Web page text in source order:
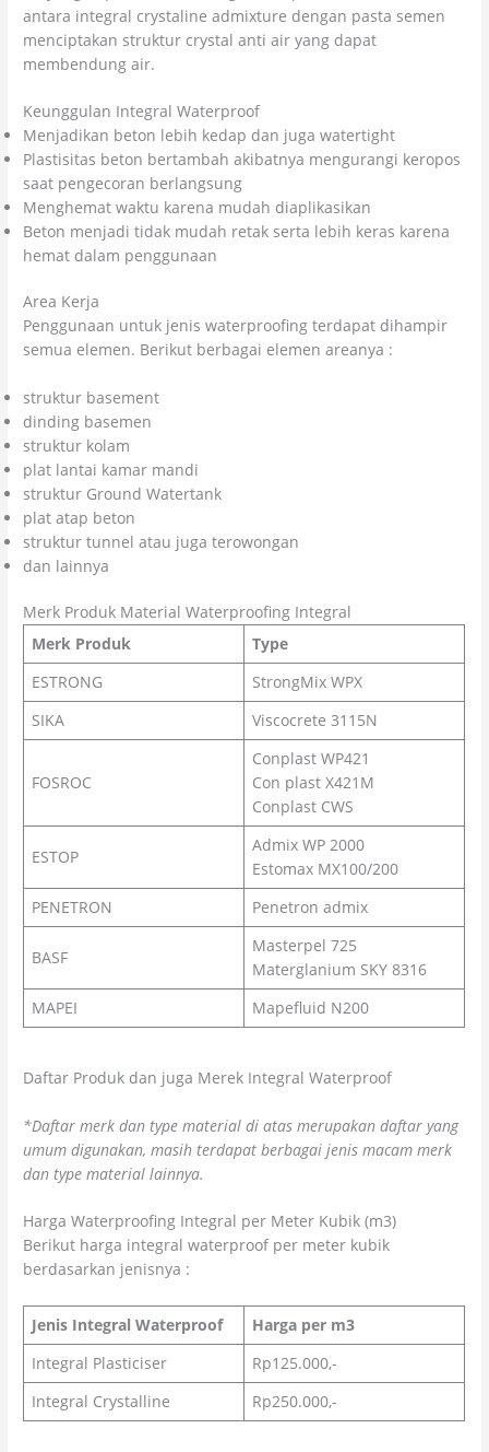
antara integral crystaline admixture dengan pasta semen
menciptakan struktur crystal anti air yang dapat
membendung air.
Keunggulan Integral Waterproof
Menjadikan beton lebih kedap dan juga watertight
Plastisitas beton bertambah akibatnya mengurangi keropos
saat pengecoran berlangsung
Menghemat waktu karena mudah diaplikasikan
Beton menjadi tidak mudah retak serta lebih keras karena
hemat dalam penggunaan
Area Kerja
Penggunaan untuk jenis waterproofing terdapat dihampir
semua elemen. Berikut berbagai elemen areanya :
struktur basement
dinding basemen
struktur kolam
plat lantai kamar mandi
struktur Ground Watertank
plat atap beton
struktur tunnel atau juga terowongan
dan lainnya
Merk Produk Material Waterproofing Integral
Merk Produk
Type
ESTRONG
StrongMix WPX
SIKA
Viscocrete 3115N
FOSROC
Conplast WP421
Con plast X421M
Conplast CWS
ESTOP
Admix WP 2000
Estomax MX100/200
PENETRON
Penetron admix
BASF
Masterpel 725
Materglanium SKY 8316
MAPEI
Mapefluid N200
Daftar Produk dan juga Merek Integral Waterproof
*Daftar merk dan type material di atas merupakan daftar yang
umum digunakan, masih terdapat berbagai jenis macam merk
dan type material lainnya.
Harga Waterproofing Integral per Meter Kubik (m3)
Berikut harga integral waterproof per meter kubik
berdasarkan jenisnya :
Jenis Integral Waterproof
Harga per m3
Integral Plasticiser
Rp125.000,-
Integral Crystalline
Rp250.000,-